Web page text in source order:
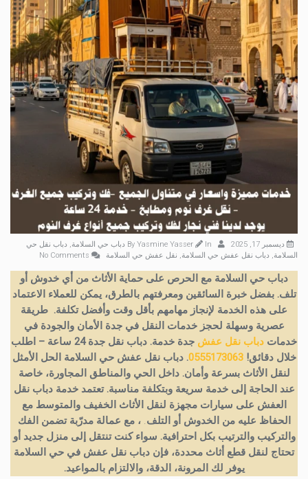
ديسمبر 17, 2025 Yasmine Yasser In دباب حي السلامة, دباب نقل حي
السلامة, دباب نقل عفش حي السلامة, نقل عفش حي السلامة
دباب حي السلامة مع الحرص على حماية الأثاث من أي خدوش أو
تلف. بفضل خبرة السائقين ومعرفتهم بالطرق، يمكن للعملاء الاعتماد
على هذه الخدمة لإنجاز مهامهم بأقل وقت وأفضل تكلفة. طريقة
عصرية وسهلة لحجز خدمات النقل في جدة الأمان والجودة في
خدمات دباب نقل عفش
جدة خدمة. دباب نقل جدة 24 ساعة – اطلب
خلال دقائق!0555173063. دباب نقل عفش حي السلامة الحل الأمثل
لنقل الأثاث بسرعة وأمان. داخل الحي والمناطق المجاورة، خاصة
عند الحاجة إلى خدمة سريعة وبتكلفة مناسبة. تعتمد خدمة دباب نقل
العفش على سيارات مجهزة لنقل الأثاث الخفيف والمتوسط مع
الحفاظ عليه من الخدوش أو التلف.، مع عمالة مدرّبة تضمن الفك
والتركيب والترتيب بكل احترافية. سواء كنت تنتقل إلى منزل جديد أو
تحتاج لنقل قطع أثاث محددة، فإن دباب نقل عفش في حي السلامة
يوفر لك المرونة، الدقة، والالتزام بالمواعيد.